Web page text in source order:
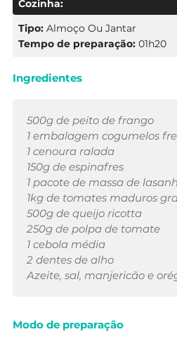
Cozinha:
Tipo: Almoço Ou Jantar
Tempo de preparação: 01h20
Ingredientes
500g de peito de frango
1 embalagem cogumelos
1 cenoura ralada
150g de espinafres
1 pacote de massa de
1kg de tomates maduros
500g de queijo ricotta
250g de polpa de tomate
1 cebola média
2 dentes de alho
Azeite, sal, manjericão e
Modo de preparação